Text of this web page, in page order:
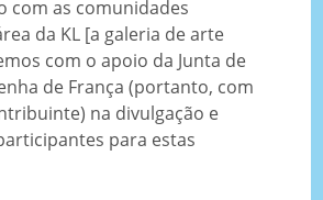
com as comunidades
da KL [a galeria de arte
com o apoio da Junta de
de França (portanto, com
na divulgação e
para estas